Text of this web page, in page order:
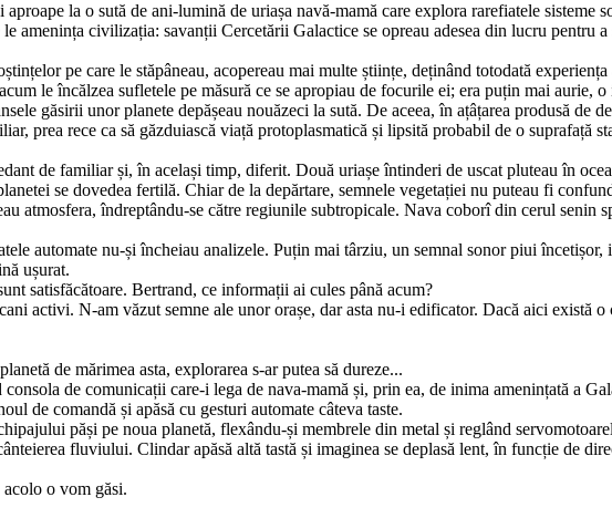
la o sută de ani-lumină de uriașa navă-mamă care explora rarefiatele sisteme
amenința civilizația: savanții Cercetării Galactice se opreau adesea din lucru pentru
pe care le stăpâneau, acopereau mai multe științe, deținând totodată
le încălzea sufletele pe măsură ce se apropiau de focurile ei; era puțin mai aurie,
găsirii unor planete depă­șeau nouăzeci la sută. De aceea, în ațâțarea produsă de
prea rece ca să găzduiască viață protoplas­matică și lipsită probabil de o suprafață
de familiar și, în același timp, diferit. Două uriașe întinderi de uscat pluteau în
se dovedea fertilă. Chiar de la depărtare, semnele vegetației nu puteau fi
atmosfera, îndreptându-se către regiunile subtropicale. Nava coborî din cerul senin
automate nu-și încheiau analizele. Puțin mai târziu, un semnal sonor piui
ușurat.
satisfăcătoare. Bertrand, ce informații ai cules până acum?
activi. N-am văzut semne ale unor orașe, dar asta nu-i edificator. Dacă aici există
de mărimea asta, explorarea s-ar putea să dureze...
de comunicații care-i lega de nava-mamă și, prin ea, de inima amenințată a
de comandă și apăsă cu gesturi automate câteva taste.
păși pe noua planetă, flexându-și mem­brele din metal și reglând
fluviului. Clindar apăsă altă tastă și imaginea se deplasă lent, în funcție de
o vom găsi.